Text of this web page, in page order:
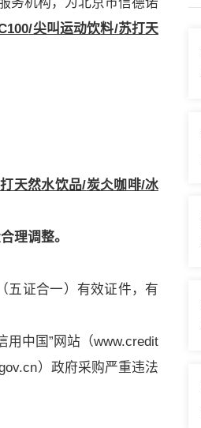
/尖叫运动饮料/苏打天
天然水饮品/炭仌咖啡/冰
理调整。
五证合一）有效证件，有
用中国”网站（www.credit
）政府采购严重违法